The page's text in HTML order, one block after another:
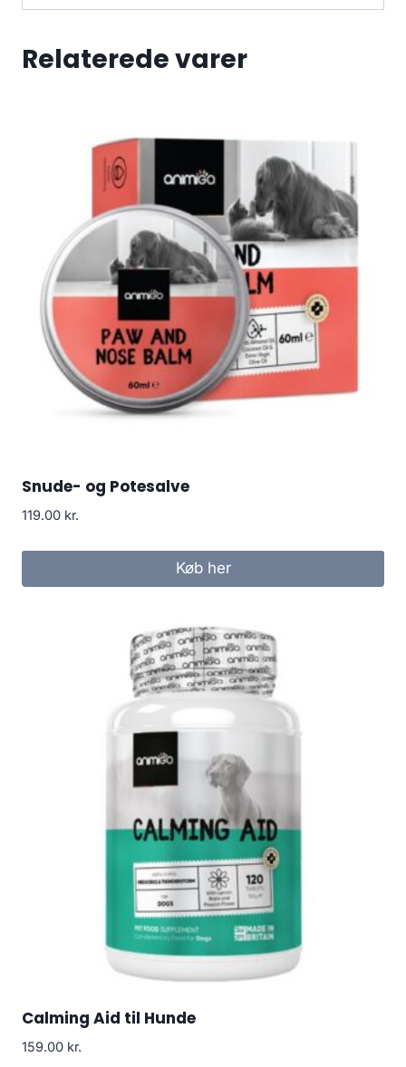
Relaterede varer
Snude- og Potesalve
119.00 kr.
Køb her
Calming Aid til Hunde
159.00 kr.